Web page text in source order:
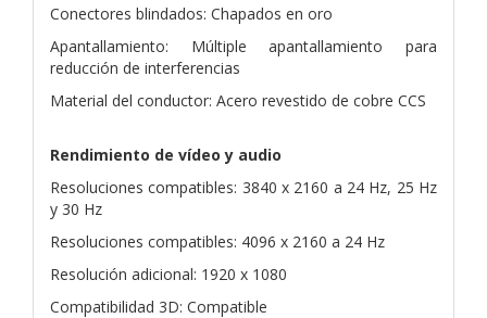
Conectores blindados: Chapados en oro
Apantallamiento: Múltiple apantallamiento para
reducción de interferencias
Material del conductor: Acero revestido de cobre CCS
Rendimiento de vídeo y audio
Resoluciones compatibles: 3840 x 2160 a 24 Hz, 25 Hz
y 30 Hz
Resoluciones compatibles: 4096 x 2160 a 24 Hz
Resolución adicional: 1920 x 1080
Compatibilidad 3D: Compatible